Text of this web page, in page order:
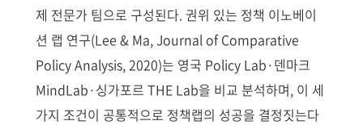
제 전문가 팀으로 구성된다. 권위 있는 정책 이노베이
션 랩 연구(Lee & Ma, Journal of Comparative
Policy Analysis, 2020)는 영국 Policy Lab·덴마크
MindLab·싱가포르 THE Lab을 비교 분석하며, 이 세
가지 조건이 공통적으로 정책랩의 성공을 결정짓는다